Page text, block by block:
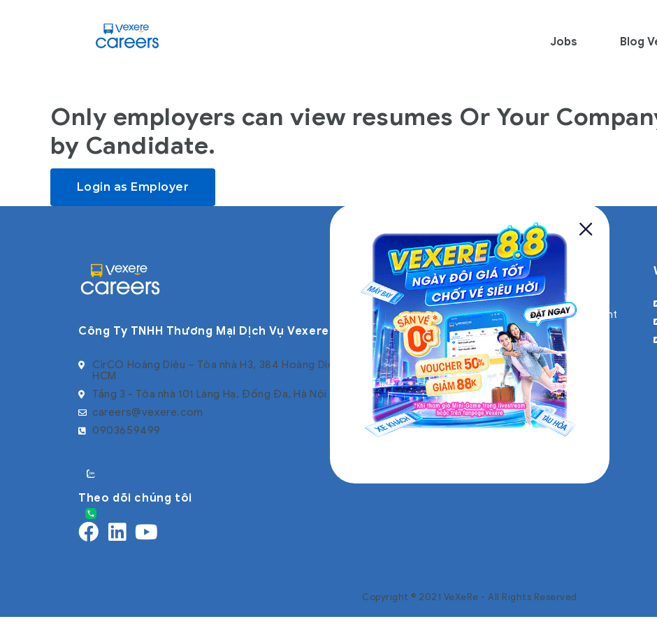
Jobs Blog
Only employers can view resumes Or Your
by Candidate.
Login as Employer
Công Ty TNHH Thương Mại Dịch Vụ Vexere
CirCO Hoàng Diệu – Tòa nhà H3, 384 Hoàng Diệu, Phường 6, Quận 4, TP
HCM
Tầng 3 - Tòa nhà 101 Láng Hạ, Đống Đa, Hà Nội
careers@vexere.com
0903659499
See All Jobs
Account Manager,
Business Development
Product Management
Engineering and
Technology
Customer Service
Marketing
Theo dõi chúng tôi
Copyright © 2021 VeXeRe - All Rights Reserved